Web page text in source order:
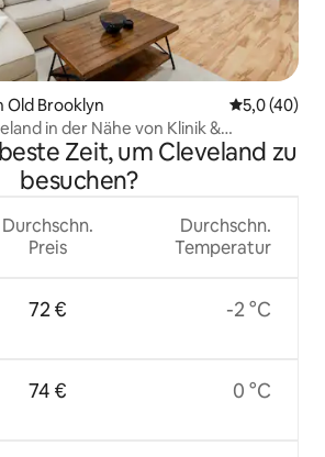
Brooklyn
5,0 (40)
in der Nähe von Klinik &
Zeit, um Cleveland zu
besuchen?
Durchschn.
Preis
72 €
74 €
Durchschn.
Temperatur
-2 °C
0 °C